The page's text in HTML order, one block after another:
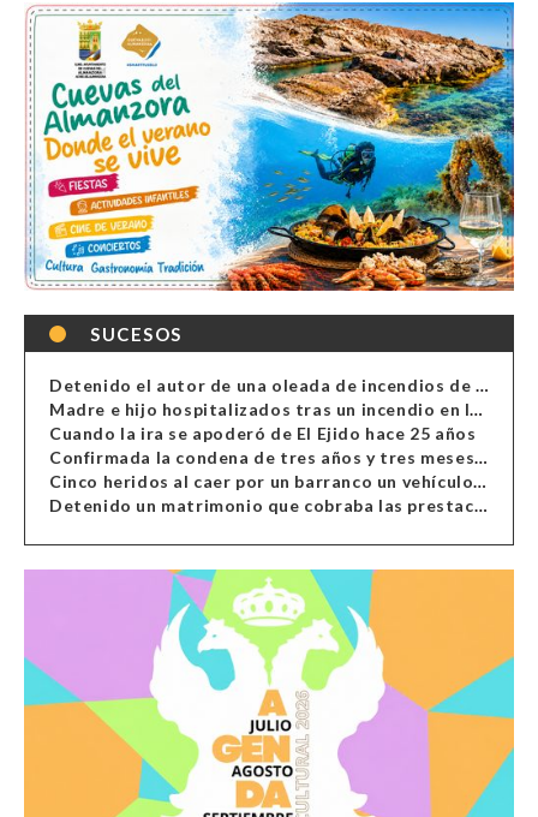
SUCESOS
Detenido el autor de una oleada de incendios de contenedores en Almería
Madre e hijo hospitalizados tras un incendio en la cocina de una vivienda en Almería
Cuando la ira se apoderó de El Ejido hace 25 años
Confirmada la condena de tres años y tres meses al hombre de Antas acusado de xenofobia
Cinco heridos al caer por un barranco un vehículo en Alcolea
Detenido un matrimonio que cobraba las prestaciones de ilegales en Almería, Granada, Málaga, Huelva y Murcia